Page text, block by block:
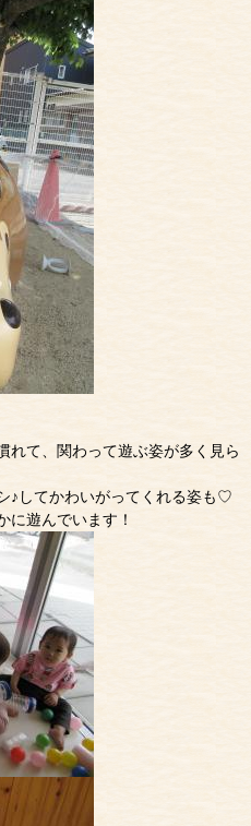
れて、関わって遊ぶ姿が多く見ら
♪してかわいがってくれる姿も♡
に遊んでいます！